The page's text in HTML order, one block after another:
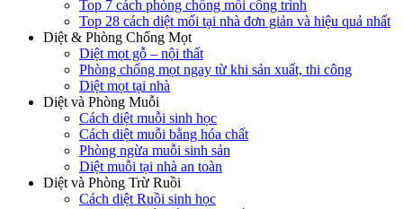
Top 7 cách phòng chống mối công trình
Top 28 cách diệt mối tại nhà đơn giản và hiệu quả nhất
Diệt & Phòng Chống Mọt
Diệt mọt gỗ – nội thất
Phòng chống mọt ngay từ khi sản xuất, thi công
Diệt mọt tại nhà
Diệt và Phòng Muỗi
Cách diệt muỗi sinh học
Cách diệt muỗi bằng hóa chất
Phòng ngừa muỗi sinh sản
Diệt muỗi tại nhà an toàn
Diệt và Phòng Trừ Ruồi
Cách diệt Ruồi sinh học